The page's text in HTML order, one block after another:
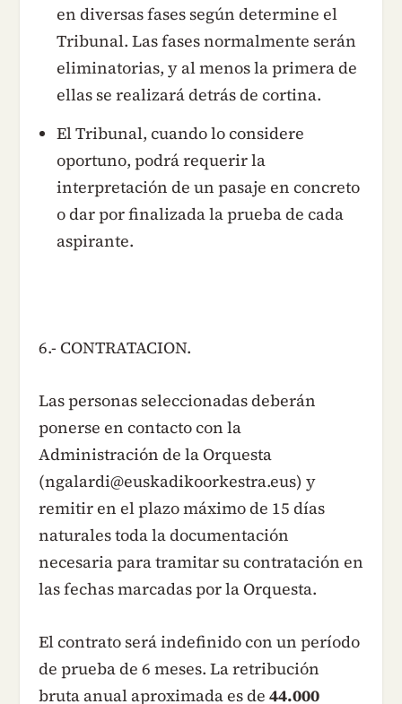
en diversas fases según determine el
Tribunal. Las fases normalmente serán
eliminatorias, y al menos la primera de
ellas se realizará detrás de cortina.
El Tribunal, cuando lo considere
oportuno, podrá requerir la
interpretación de un pasaje en concreto
o dar por finalizada la prueba de cada
aspirante.
6.- CONTRATACION.
Las personas seleccionadas deberán
ponerse en contacto con la
Administración de la Orquesta
(ngalardi@euskadikoorkestra.eus) y
remitir en el plazo máximo de 15 días
naturales toda la documentación
necesaria para tramitar su contratación en
las fechas marcadas por la Orquesta.
El contrato será indefinido con un período
de prueba de 6 meses. La retribución
bruta anual aproximada es de 44.000